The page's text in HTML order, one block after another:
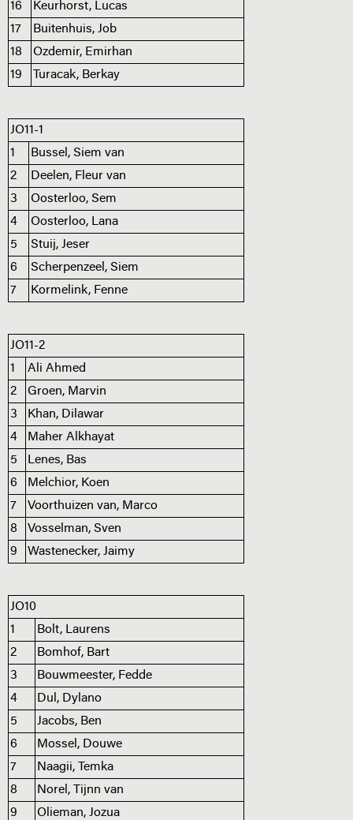
16
Keurhorst, Lucas
17
Buitenhuis, Job
18
Ozdemir, Emirhan
19
Turacak, Berkay
JO11-1
1
Bussel, Siem van
2
Deelen, Fleur van
3
Oosterloo, Sem
4
Oosterloo, Lana
5
Stuij, Jeser
6
Scherpenzeel, Siem
7
Kormelink, Fenne
JO11-2
1
Ali Ahmed
2
Groen, Marvin
3
Khan, Dilawar
4
Maher Alkhayat
5
Lenes, Bas
6
Melchior, Koen
7
Voorthuizen van, Marco
8
Vosselman, Sven
9
Wastenecker, Jaimy
JO10
1
Bolt, Laurens
2
Bomhof, Bart
3
Bouwmeester, Fedde
4
Dul, Dylano
5
Jacobs, Ben
6
Mossel, Douwe
7
Naagii, Temka
8
Norel, Tijnn van
9
Olieman, Jozua